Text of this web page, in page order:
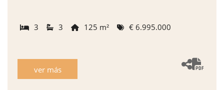
3 3 125 m² € 6.995.000
ver más